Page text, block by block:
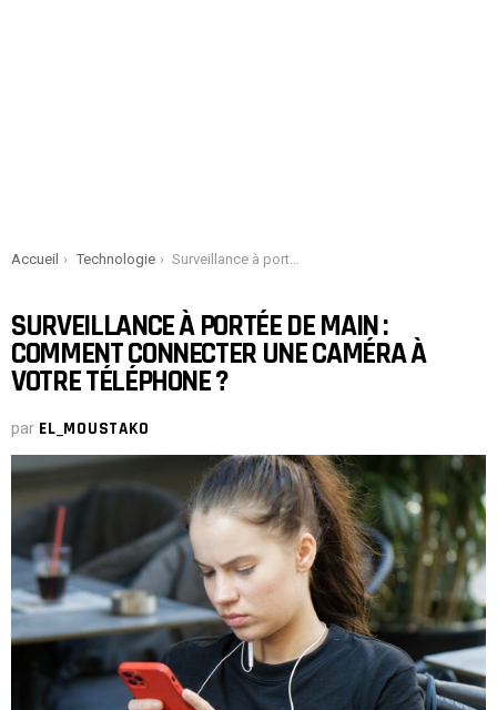
You are here:
Accueil Technologie Surveillance à portée de main : comment connecter une caméra à votre téléphone ?
SURVEILLANCE À PORTÉE DE MAIN :
COMMENT CONNECTER UNE CAMÉRA À
VOTRE TÉLÉPHONE ?
par EL_MOUSTAKO